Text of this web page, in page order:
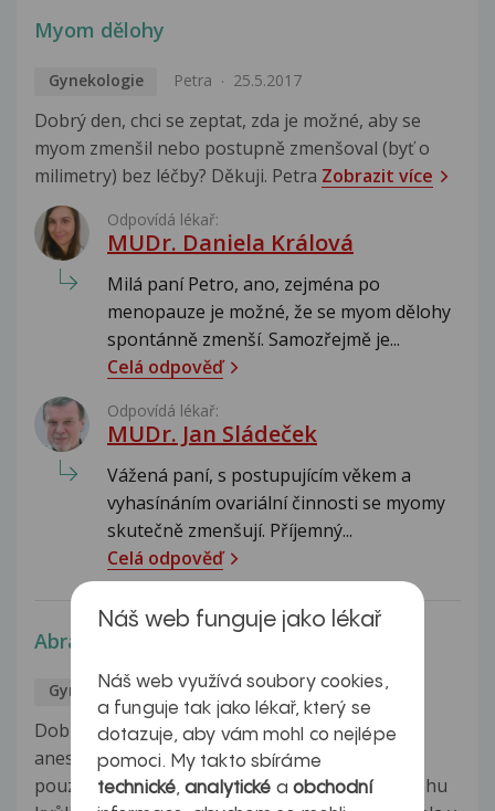
Myom dělohy
Gynekologie Petra 25.5.2017
Dobrý den, chci se zeptat, zda je možné, aby se
myom zmenšil nebo postupně zmenšoval (byť o
milimetry) bez léčby? Děkuji. Petra Zobrazit více
Odpovídá lékař:
MUDr. Daniela Králová
Milá paní Petro, ano, zejména po
menopauze je možné, že se myom dělohy
spontánně zmenší. Samozřejmě je...
Celá odpověď
Odpovídá lékař:
MUDr. Jan Sládeček
Vážená paní, s postupujícím věkem a
vyhasínáním ovariální činnosti se myomy
skutečně zmenšují. Příjemný...
Celá odpověď
Abraze dělohy
Gynekologie Marcela 23.5.2017
Dobrý den, chci se zeptat zda je nutná celková
anestezie při abrazi dělohy. Kamarádka dostala
pouze injekci.Je mi 56 let a mám zvětšenou dělohu
Náš web funguje jako lékař
Náš web využívá soubory cookies,
a funguje tak jako lékař, který se
dotazuje, aby vám mohl co nejlépe
pomoci. My takto sbíráme
technické,analytické a obchodní